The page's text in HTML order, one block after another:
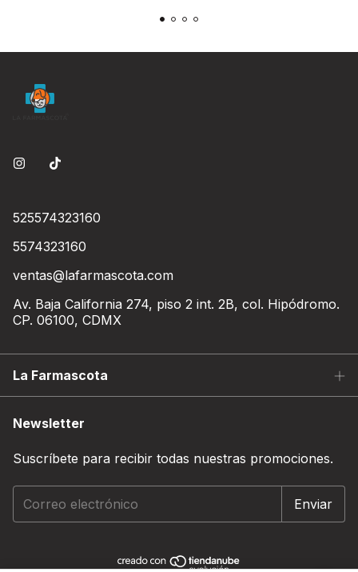
525574323160
5574323160
ventas@lafarmascota.com
Av. Baja California 274, piso 2 int. 2B, col. Hipódromo.
CP. 06100, CDMX
La Farmascota
Newsletter
Suscríbete para recibir todas nuestras promociones.